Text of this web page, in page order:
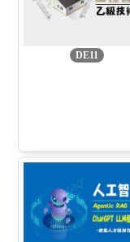
DE11